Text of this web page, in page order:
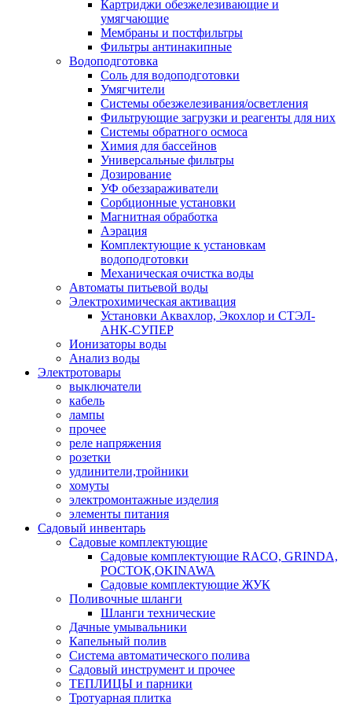
Картриджи обезжелезивающие и
умягчающие
Мембраны и постфильтры
Фильтры антинакипные
Водоподготовка
Соль для водоподготовки
Умягчители
Системы обезжелезивания/осветления
Фильтрующие загрузки и реагенты для них
Системы обратного осмоса
Химия для бассейнов
Универсальные фильтры
Дозирование
УФ обеззараживатели
Сорбционные установки
Магнитная обработка
Аэрация
Комплектующие к установкам
водоподготовки
Механическая очистка воды
Автоматы питьевой воды
Электрохимическая активация
Установки Аквахлор, Экохлор и СТЭЛ-
АНК-СУПЕР
Ионизаторы воды
Анализ воды
Электротовары
выключатели
кабель
лампы
прочее
реле напряжения
розетки
удлинители,тройники
хомуты
электромонтажные изделия
элементы питания
Садовый инвентарь
Садовые комплектующие
Садовые комплектующие RACO, GRINDA,
РОСТОК,OKINAWA
Садовые комплектующие ЖУК
Поливочные шланги
Шланги технические
Дачные умывальники
Капельный полив
Система автоматического полива
Садовый инструмент и прочее
ТЕПЛИЦЫ и парники
Тротуарная плитка